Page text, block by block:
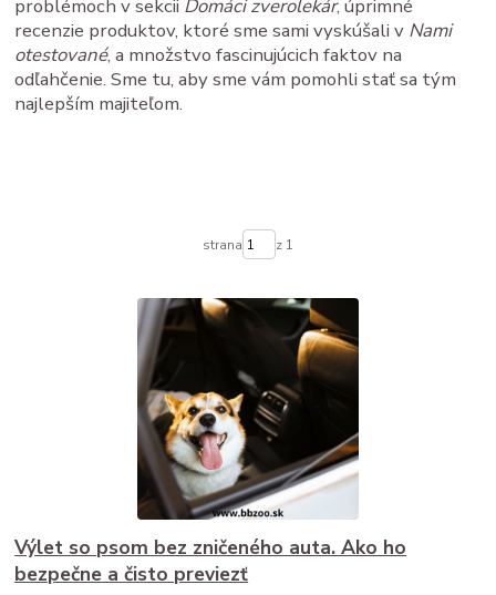
problémoch v sekcii Domáci zverolekár, úprimné
recenzie produktov, ktoré sme sami vyskúšali v Nami
otestované, a množstvo fascinujúcich faktov na
odľahčenie. Sme tu, aby sme vám pomohli stať sa tým
najlepším majiteľom.
strana z 1
Výlet so psom bez zničeného auta. Ako ho
bezpečne a čisto previezť